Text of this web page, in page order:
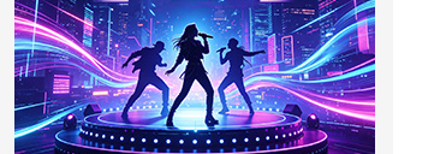
2,589
麻烦给我的爱人来一杯mojito #被国
风硬控了
38.6万